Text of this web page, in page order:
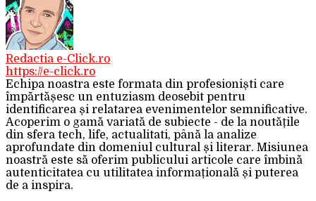
Redactia e-Click.ro
https://e-click.ro
Echipa noastra este formata din profesioniști care
împărtășesc un entuziasm deosebit pentru
identificarea și relatarea evenimentelor semnificative.
Acoperim o gamă variată de subiecte - de la noutățile
din sfera tech, life, actualitati, până la analize
aprofundate din domeniul cultural și literar. Misiunea
noastră este să oferim publicului articole care îmbină
autenticitatea cu utilitatea informațională și puterea
de a inspira.